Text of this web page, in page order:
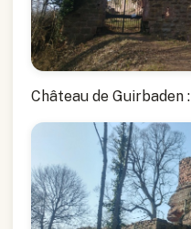
Château de Guirbaden :